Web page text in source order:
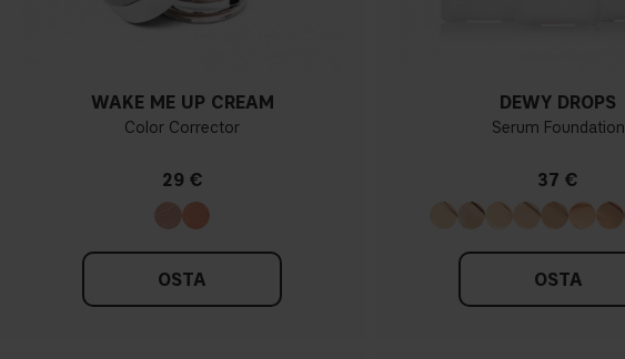
WAKE ME UP CREAM
Color Corrector
29 €
OSTA
DEWY DROPS
Serum Foundation
37 €
OSTA